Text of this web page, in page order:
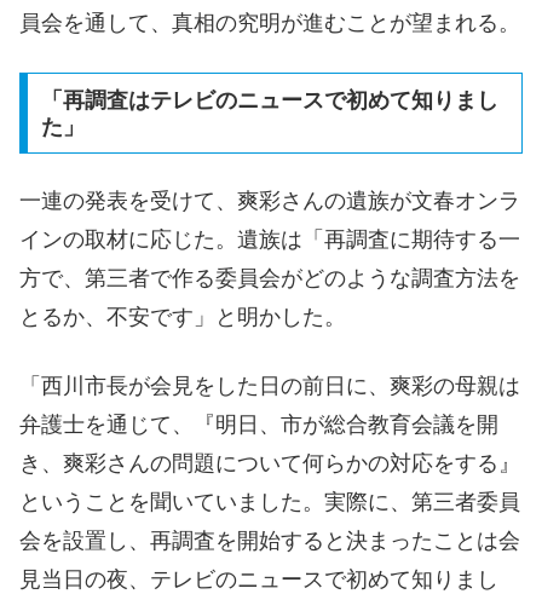
員会を通して、真相の究明が進むことが望まれる。
「再調査はテレビのニュースで初めて知りまし
た」
一連の発表を受けて、爽彩さんの遺族が文春オンラ
インの取材に応じた。遺族は「再調査に期待する一
方で、第三者で作る委員会がどのような調査方法を
とるか、不安です」と明かした。
「西川市長が会見をした日の前日に、爽彩の母親は
弁護士を通じて、『明日、市が総合教育会議を開
き、爽彩さんの問題について何らかの対応をする』
ということを聞いていました。実際に、第三者委員
会を設置し、再調査を開始すると決まったことは会
見当日の夜、テレビのニュースで初めて知りまし